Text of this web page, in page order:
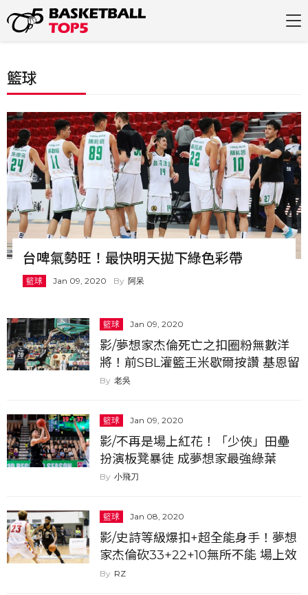
籃球
籃球 Jan 09, 2020 阿呆
台啤氣勢旺！最快明天拋下綠色彩帶
籃球 Jan 09, 2020
影/夢想家杰倫死亡之扣圈粉無數洋
將！前SBL灌籃王米歇爾按讚 基恩留
言：我的天啊
老吳
籃球 Jan 09, 2020
影/不再是場上紅花！「少俠」田壘
扮演板凳暴徒 成夢想家最強綠葉
小飛刀
籃球 Jan 08, 2020
影/史詩等級爆扣+超全能身手！夢想
家杰倫砍33+22+10無所不能 場上效
率值高達44...
RZ